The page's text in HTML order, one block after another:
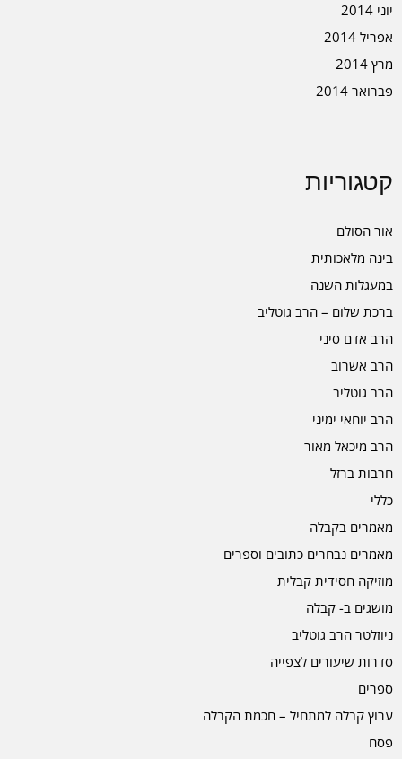
יוני 2014
אפריל 2014
מרץ 2014
פברואר 2014
קטגוריות
אור הסולם
בינה מלאכותית
במעגלות השנה
ברכת שלום – הרב גוטליב
הרב אדם סיני
הרב אשרוב
הרב גוטליב
הרב יוחאי ימיני
הרב מיכאל מאור
חרבות ברזל
כללי
מאמרים בקבלה
מאמרים נבחרים כתובים וספרים
מוזיקה חסידית קבלית
מושגים ב- קבלה
ניוזלטר הרב גוטליב
סדרות שיעורים לצפייה
ספרים
ערוץ קבלה למתחיל – חכמת הקבלה
פסח